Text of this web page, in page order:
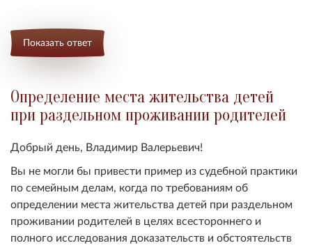
Показать ответ
Определение места жительства детей
при раздельном проживании родителей
Добрый день, Владимир Валерьевич!
Вы не могли бы привести пример из судебной практики
по семейным делам, когда по требованиям об
определении места жительства детей при раздельном
проживании родителей в целях всестороннего и
полного исследования доказательств и обстоятельств